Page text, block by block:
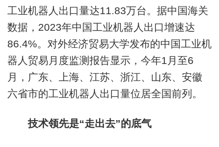
工业机器人出口量达11.83万台。据中国海关
数据，2023年中国工业机器人出口增速达
86.4%。对外经济贸易大学发布的中国工业机
器人贸易月度监测报告显示，今年1月至6
月，广东、上海、江苏、浙江、山东、安徽
六省市的工业机器人出口量位居全国前列。
技术领先是“走出去”的底气